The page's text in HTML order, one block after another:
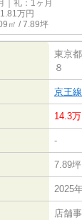
｜礼：1ヶ月
1.81万円
㎡ / 7.89坪
東京都
８
京王線
14.3
-
7.89
2025
店舗